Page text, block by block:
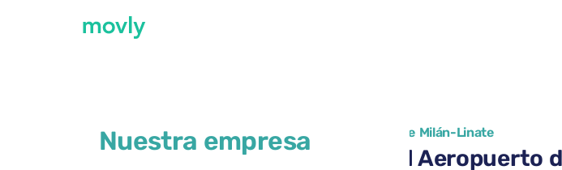
Nuestra empresa
←Todos los coches disponibles en el aeropuerto de Milán-Linate
Alquiler de Kia Sportage en el Aeropuerto